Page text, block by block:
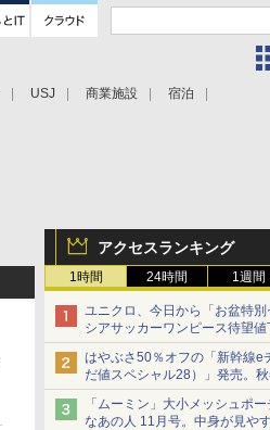
USJ 商業施設 宿泊
アクセスランキング
1時間 24時間 1週間
ユニクロ、今日から「お盆特
シアサッカーワンピース待望
ショーツは1990円に
はやぶさ50％オフの「新幹線e
だ値スペシャル28）」発売。
ねっと限定
「ムーミン」大小メッシュポ
なあの人 11月号。中身が見や